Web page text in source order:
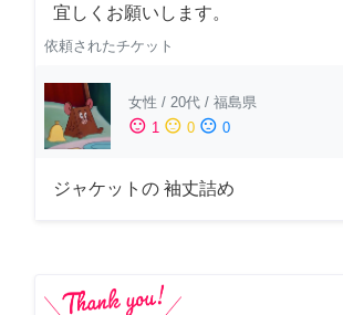
宜しくお願いします。
依頼されたチケット
女性 / 20代 / 福島県
sentiment_satisfied 1 sentiment_neutral 0 sentiment_dissatisfied 0
ジャケットの 袖丈詰め